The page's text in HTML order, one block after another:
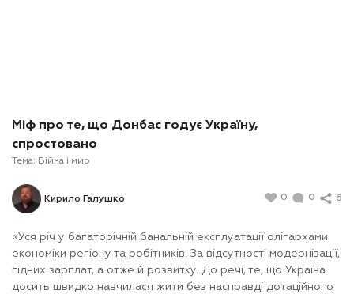
Міф про те, що Донбас годує Україну,
спростовано
Тема: Війна і мир
Кирило Галушко 0 0 6
«Уся річ у багаторічній банальній експлуатації олігархами
економіки регіону та робітників. За відсутності модернізації,
гідних зарплат, а отже й розвитку. До речі, те, що Україна
досить швидко навчилася жити без насправді дотаційного